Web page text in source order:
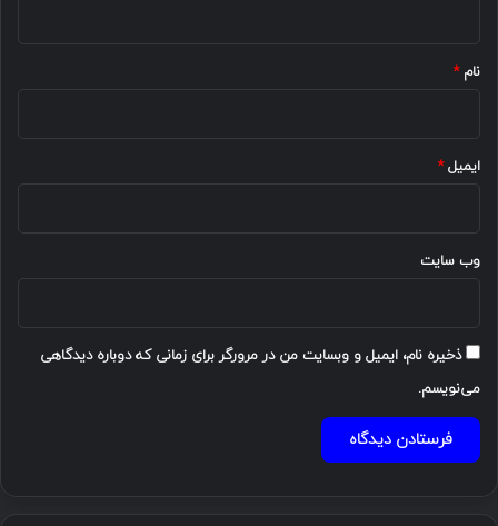
نام*
ایمیل*
وب‌ سایت
ذخیره نام، ایمیل و وبسایت من در مرورگر برای زمانی که دوباره دیدگاهی
می‌نویسم.